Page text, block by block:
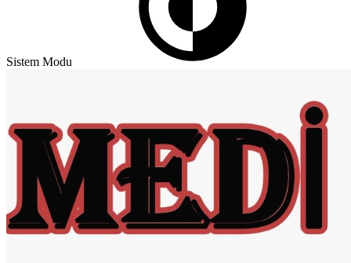
Sistem Modu